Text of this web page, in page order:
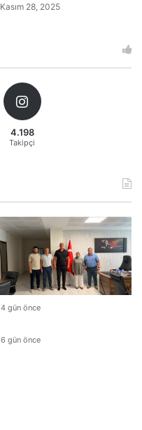
Kasım 28, 2025
4.198
Takipçi
4 gün önce
6 gün önce